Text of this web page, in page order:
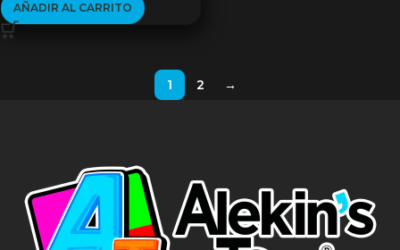
AÑADIR AL CARRITO
1 2 →